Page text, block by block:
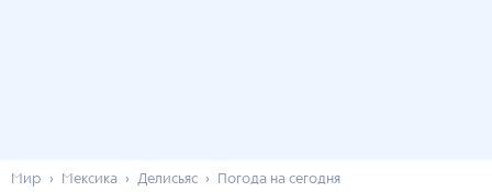
Мир Мексика Делисьяс Погода на сегодня